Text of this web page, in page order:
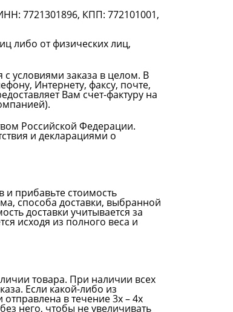
7721301896, КПП: 772101001,
либо от физических лиц,
с условиями заказа в целом. В
Интернету, факсу, почте,
Вам счет-фактуру на
Российской Федерации.
и декларациями о
прибавьте стоимость
способа доставки, выбранной
доставки учитывается за
исходя из полного веса и
товара. При наличии всех
Если какой-либо из
в течение 3х – 4х
него, чтобы не увеличивать